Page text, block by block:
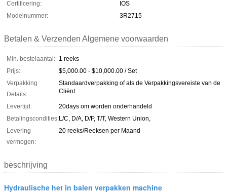
Certificering:
IOS
Modelnummer:
3R2715
Betalen & Verzenden Algemene voorwaarden
Min. bestelaantal: 1 reeks
Prijs:
$5,000.00 - $10,000.00 / Set
Verpakking
Details:
Standaardverpakking of als de Verpakkingsvereiste van de
Cliënt
Levertijd:
20days om worden onderhandeld
Betalingscondities:L/C, D/A, D/P, T/T, Western Union,
Levering
vermogen:
20 reeks/Reeksen per Maand
beschrijving
Hydraulische het in balen verpakken machine